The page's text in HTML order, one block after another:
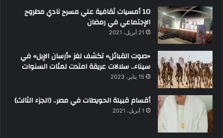
10 أمسيات ثقافية علي مسرح نادي مطروح
الإجتماعي في رمضان
21 أبريل، 2021
«صوت القبائل» تكشف لغز «أرسان الإبل» في
سيناء.. سلالات عريقة امتدت لمئات السنوات
15 يناير، 2023
أقسام قبيلة الحويطات في مصر.. (الجزء الثالث)
1 أبريل، 2021